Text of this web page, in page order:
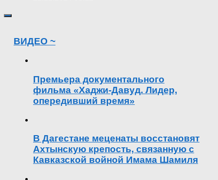
ВИДЕО ~
Премьера документального
фильма «Хаджи-Давуд. Лидер,
опередивший время»
В Дагестане меценаты восстановят
Ахтынскую крепость, связанную с
Кавказской войной Имама Шамиля